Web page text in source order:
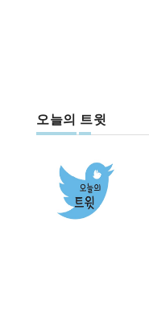
오늘의 트윗